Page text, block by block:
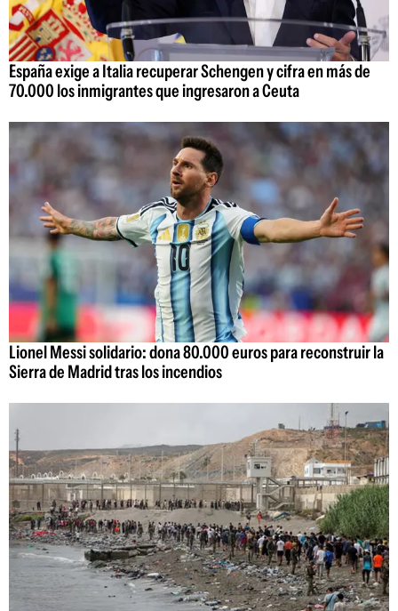
España exige a Italia recuperar Schengen y cifra en más de
70.000 los inmigrantes que ingresaron a Ceuta
Lionel Messi solidario: dona 80.000 euros para reconstruir la
Sierra de Madrid tras los incendios